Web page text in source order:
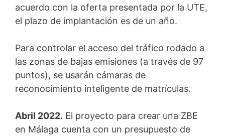
acuerdo con la oferta presentada por la UTE,
el plazo de implantación es de un año.
Para controlar el acceso del tráfico rodado a
las zonas de bajas emisiones (a través de 97
puntos), se usarán cámaras de
reconocimiento inteligente de matrículas.
Abril 2022. El proyecto para crear una ZBE
en Málaga cuenta con un presupuesto de